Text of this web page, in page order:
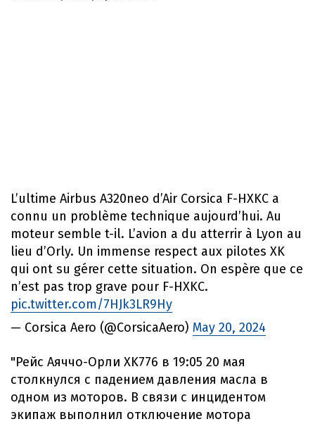
L’ultime Airbus A320neo d’Air Corsica F-HXKC a
connu un problème technique aujourd’hui. Au
moteur semble t-il. L’avion a du atterrir à Lyon au
lieu d’Orly. Un immense respect aux pilotes XK
qui ont su gérer cette situation. On espère que ce
n’est pas trop grave pour F-HXKC.
pic.twitter.com/7HJk3LR9Hy
— Corsica Aero (@CorsicaAero) May 20, 2024
"Рейс Аяччо-Орли XK776 в 19:05 20 мая
столкнулся с падением давления масла в
одном из моторов. В связи с инцидентом
экипаж выполнил отключение мотора